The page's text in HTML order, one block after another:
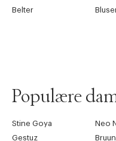
Belter
Populære
Stine Goya Neo
Gestuz